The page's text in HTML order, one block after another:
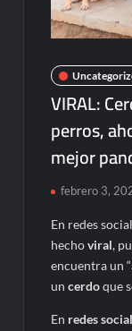
VIRAL:
perros,
mejor
febrero 3,
En redes
hechoviral,
encuentra un
uncerdoque
En redes